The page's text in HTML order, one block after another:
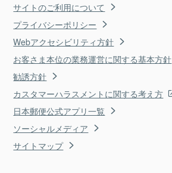
サイトのご利用について
プライバシーポリシー
Webアクセシビリティ方針
お客さま本位の業務運営に関する基本方針
勧誘方針
カスタマーハラスメントに関する考え方
日本郵便公式アプリ一覧
ソーシャルメディア
サイトマップ